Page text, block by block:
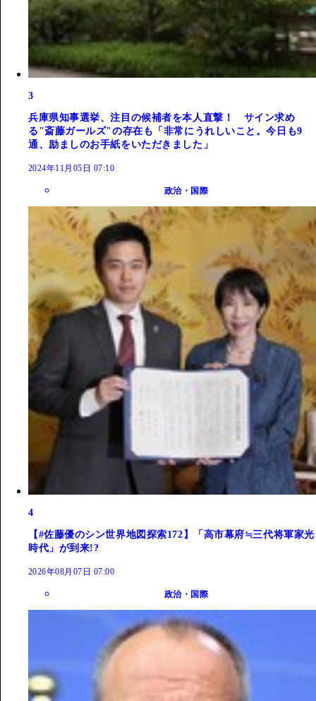
3
兵庫県知事選挙、注目の候補者を本人直撃！ サイン求め
る"斎藤ガールズ"の存在も「非常にうれしいこと。今日も9
通、励ましのお手紙をいただきました」
2024年11月05日 07:10
政治・国際
4
【#佐藤優のシン世界地図探索172】「高市幕府≒三代将軍家光
時代」が到来!?
2026年08月07日 07:00
政治・国際